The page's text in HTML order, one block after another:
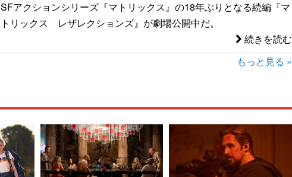
SFアクションシリーズ『マトリックス』の18年ぶりとなる続編『マ
トリックス レザレクションズ』が劇場公開中だ。
続きを読む
もっと見る »